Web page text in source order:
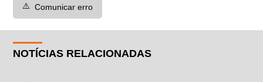
⚠️ Comunicar erro
NOTÍCIAS RELACIONADAS